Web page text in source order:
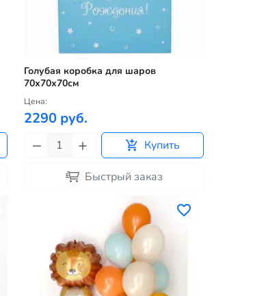
Голубая коробка для шаров
70х70х70см
Цена:
2290 руб.
Купить
Быстрый заказ